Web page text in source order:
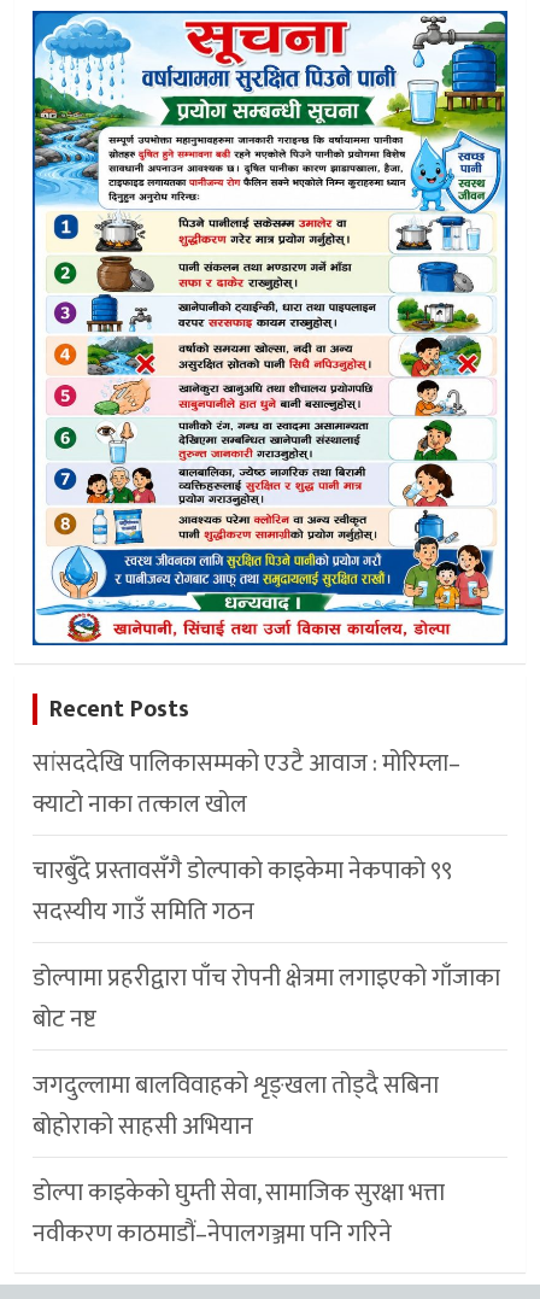
Recent Posts
सांसददेखि पालिकासम्मको एउटै आवाज : मोरिम्ला–
क्याटो नाका तत्काल खोल
चारबुँदे प्रस्तावसँगै डाेल्पाकाे काइकेमा नेकपाकाे ९९
सदस्यीय गाउँ समिति गठन
डोल्पामा प्रहरीद्वारा पाँच रोपनी क्षेत्रमा लगाइएको गाँजाका
बोट नष्ट
जगदुल्लामा बालविवाहको शृङ्खला तोड्दै सबिना
बोहोराको साहसी अभियान
डाेल्पा काइकेकाे घुम्ती सेवा, सामाजिक सुरक्षा भत्ता
नवीकरण काठमाडौं–नेपालगञ्जमा पनि गरिने